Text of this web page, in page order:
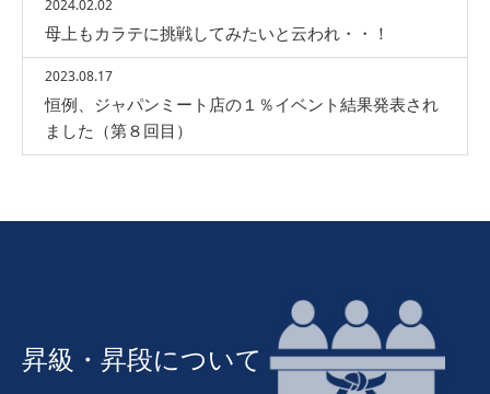
2024.02.02
母上もカラテに挑戦してみたいと云われ・・！
2023.08.17
恒例、ジャパンミート店の１％イベント結果発表され
ました（第８回目）
昇級・昇段について